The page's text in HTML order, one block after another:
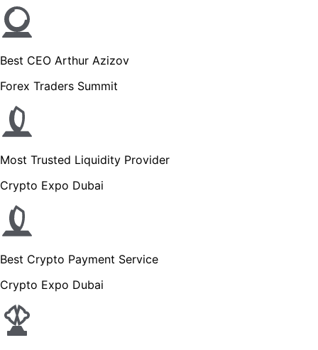
Best CEO Arthur Azizov
Forex Traders Summit
Most Trusted Liquidity Provider
Crypto Expo Dubai
Best Crypto Payment Service
Crypto Expo Dubai